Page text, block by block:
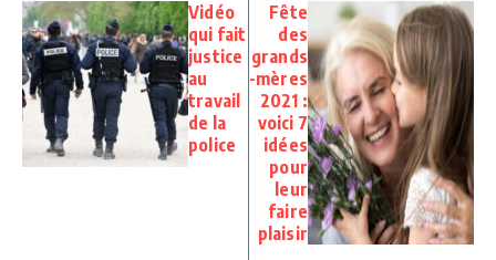
Vidéo
qui fait
justice
au
travail
de la
police
Fête
des
grands
-mères
2021 :
voici 7
idées
pour
leur
faire
plaisir